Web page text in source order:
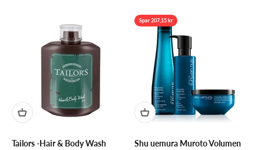
Tailors -Hair & Body Wash
Spar 207,15 kr
Shu uemura Muroto Volumen